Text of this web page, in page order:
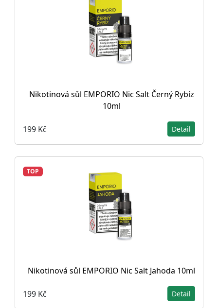
Nikotinová sůl EMPORIO Nic Salt Černý Rybíz
10ml
199 Kč Detail
TOP
Nikotinová sůl EMPORIO Nic Salt Jahoda 10ml
199 Kč Detail